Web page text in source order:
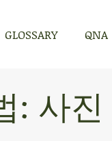
GLOSSARY QNA
: 사